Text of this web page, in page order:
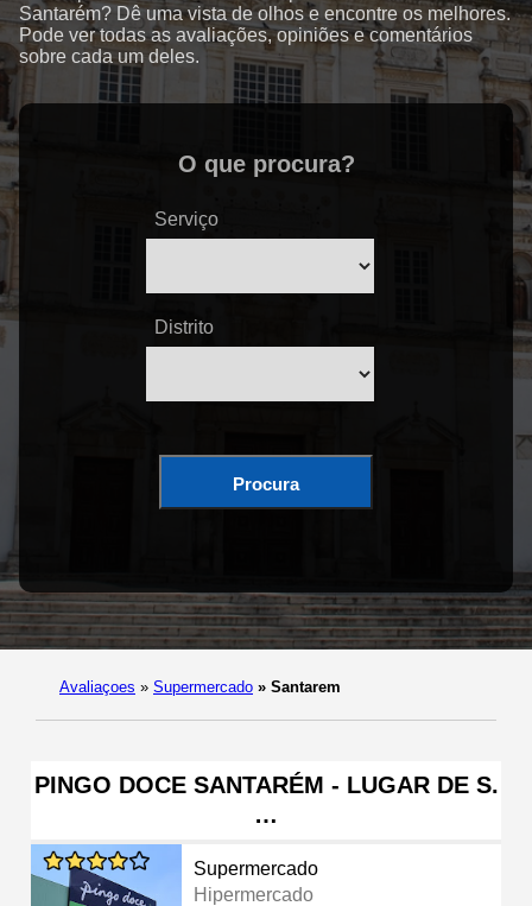
Santarém? Dê uma vista de olhos e encontre os melhores.
Pode ver todas as avaliações, opiniões e comentários
sobre cada um deles.
O que procura?
Serviço
Distrito
Procura
Avaliaçoes » Supermercado » Santarem
PINGO DOCE SANTARÉM - LUGAR DE S.
…
Supermercado
Hipermercado